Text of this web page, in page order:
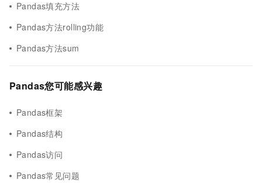
Pandas填充方法
Pandas方法rolling功能
Pandas方法sum
Pandas您可能感兴趣
Pandas框架
Pandas结构
Pandas访问
Pandas常见问题